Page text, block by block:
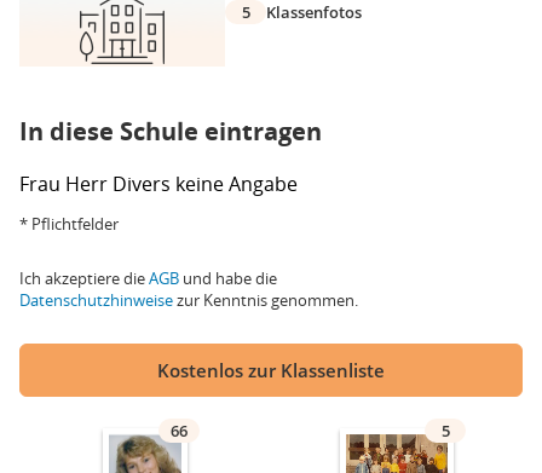
5
Klassenfotos
In diese Schule eintragen
Frau Herr Divers keine Angabe
* Pflichtfelder
Ich akzeptiere dieAGB und habe die
Datenschutzhinweisezur Kenntnis genommen.
Kostenlos zur Klassenliste
66 5